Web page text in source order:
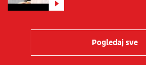
Pogledaj sve